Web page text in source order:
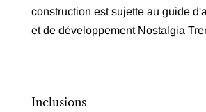
construction est sujette au guide
et de développement Nostalgia
Inclusions